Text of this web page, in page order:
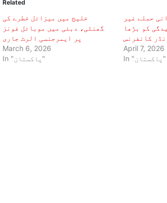
Related
خلیج میں میزائل خطرے کی
گھنٹی، دبئی میں موبائل فونز
پر ایمرجنسی الرٹ جاری
March 6, 2026
In "پاکستان"
حملے غیر
کو بڑھا
کانفرنس
April 7, 2026
In "پاکستان"